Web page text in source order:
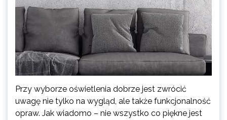
Przy wyborze oświetlenia dobrze jest zwrócić
uwagę nie tylko na wygląd, ale także funkcjonalność
opraw. Jak wiadomo – nie wszystko co piękne jest